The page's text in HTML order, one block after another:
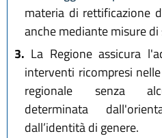
materia di rettificazione
anche mediante misure di
3. La Regione assicura
interventi ricompresi
regionale senza
determinata
dall’identità di genere.